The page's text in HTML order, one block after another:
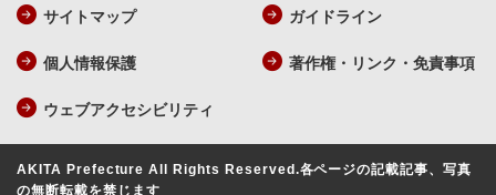
サイトマップ ガイドライン
個人情報保護 著作権・リンク・免責事項
ウェブアクセシビリティ
AKITA Prefecture All Rights Reserved.各ページの記載記事、写真
の無断転載を禁じます